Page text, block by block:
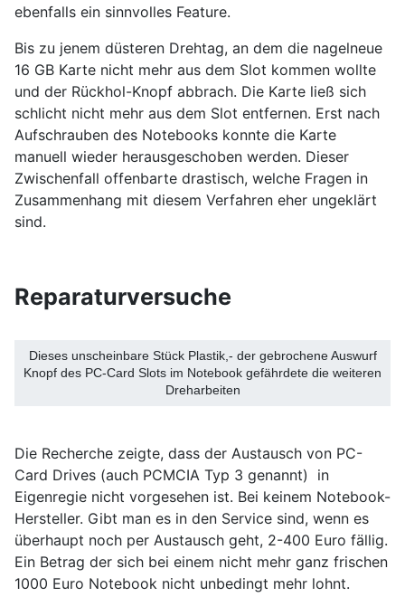
ebenfalls ein sinnvolles Feature.
Bis zu jenem düsteren Drehtag, an dem die nagelneue
16 GB Karte nicht mehr aus dem Slot kommen wollte
und der Rückhol-Knopf abbrach. Die Karte ließ sich
schlicht nicht mehr aus dem Slot entfernen. Erst nach
Aufschrauben des Notebooks konnte die Karte
manuell wieder herausgeschoben werden. Dieser
Zwischenfall offenbarte drastisch, welche Fragen in
Zusammenhang mit diesem Verfahren eher ungeklärt
sind.
Reparaturversuche
Dieses unscheinbare Stück Plastik,- der gebrochene Auswurf
Knopf des PC-Card Slots im Notebook gefährdete die weiteren
Dreharbeiten
Die Recherche zeigte, dass der Austausch von PC-
Card Drives (auch PCMCIA Typ 3 genannt) in
Eigenregie nicht vorgesehen ist. Bei keinem Notebook-
Hersteller. Gibt man es in den Service sind, wenn es
überhaupt noch per Austausch geht, 2-400 Euro fällig.
Ein Betrag der sich bei einem nicht mehr ganz frischen
1000 Euro Notebook nicht unbedingt mehr lohnt.